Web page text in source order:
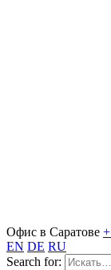
Офис в Саратове
EN DE RU
Search for: